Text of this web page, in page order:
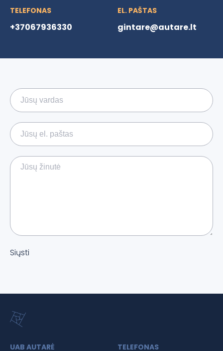
TELEFONAS
+37067936330
EL. PAŠTAS
gintare@autare.lt
Siųsti
UAB AUTARĖ TELEFONAS